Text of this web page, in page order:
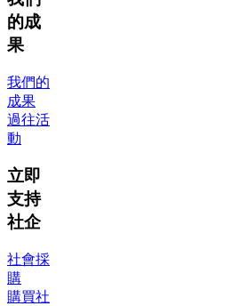
的成
果
我們的
成果
過往活
動
立即
支持
社企
社會採
購
購買社